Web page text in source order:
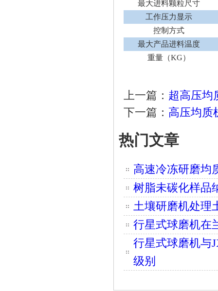
最大进料颗粒尺寸
工作压力显示
控制方式
最大产品进料温度
重量（KG）
上一篇： 超高压均
下一篇： 高压均质
热门文章
高速冷冻研磨均
树脂未碳化样品
土壤研磨机处理
行星式球磨机在
行星式球磨机与
级别